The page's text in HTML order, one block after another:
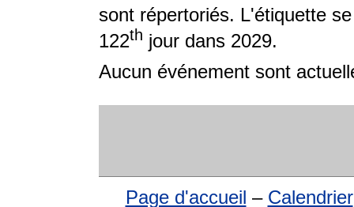
sont répertoriés. L'étiquette
122th jour dans 2029.
Aucun événement sont
Page d'accueil – Calendrier